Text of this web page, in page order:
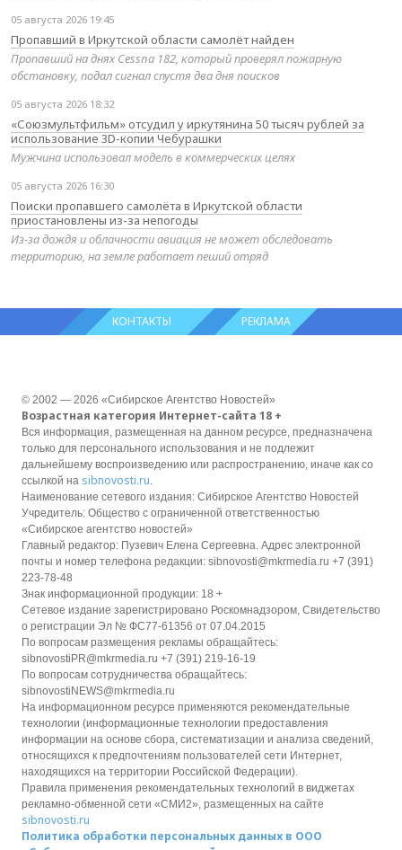
05 августа 2026 19:45
Пропавший в Иркутской области самолёт найден
Пропавший на днях Cessna 182, который проверял пожарную
обстановку, подал сигнал спустя два дня поисков
05 августа 2026 18:32
«Союзмультфильм» отсудил у иркутянина 50 тысяч рублей за
использование 3D-копии Чебурашки
Мужчина использовал модель в коммерческих целях
05 августа 2026 16:30
Поиски пропавшего самолёта в Иркутской области
приостановлены из-за непогоды
Из-за дождя и облачности авиация не может обследовать
территорию, на земле работает пеший отряд
КОНТАКТЫ РЕКЛАМА
© 2002 — 2026 «Сибирское Агентство Новостей»
Возрастная категория Интернет-сайта 18 +
Вся информация, размещенная на данном ресурсе, предназначена
только для персонального использования и не подлежит
дальнейшему воспроизведению или распространению, иначе как со
ссылкой на sibnovosti.ru.
Наименование сетевого издания: Сибирское Агентство Новостей
Учредитель: Общество с ограниченной ответственностью
«Сибирское агентство новостей»
Главный редактор: Пузевич Елена Сергеевна. Адрес электронной
почты и номер телефона редакции: sibnovosti@mkrmedia.ru +7 (391)
223-78-48
Знак информационной продукции: 18 +
Сетевое издание зарегистрировано Роскомнадзором, Свидетельство
о регистрации Эл № ФС77-61356 от 07.04.2015
По вопросам размещения рекламы обращайтесь:
sibnovostiPR@mkrmedia.ru +7 (391) 219-16-19
По вопросам сотрудничества обращайтесь:
sibnovostiNEWS@mkrmedia.ru
На информационном ресурсе применяются рекомендательные
технологии (информационные технологии предоставления
информации на основе сбора, систематизации и анализа сведений,
относящихся к предпочтениям пользователей сети Интернет,
находящихся на территории Российской Федерации).
Правила применения рекомендательных технологий в виджетах
рекламно-обменной сети «СМИ2», размещенных на сайте
sibnovosti.ru
Политика обработки персональных данных в ООО